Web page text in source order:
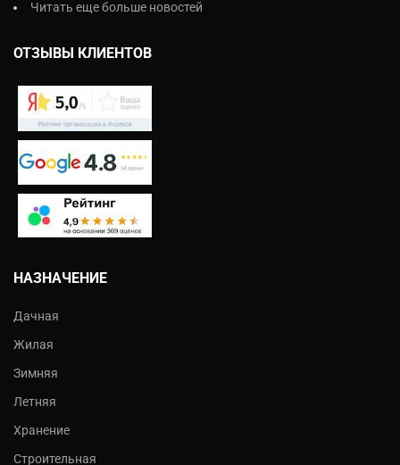
Читать еще больше новостей
ОТЗЫВЫ КЛИЕНТОВ
НАЗНАЧЕНИЕ
Дачная
Жилая
Зимняя
Летняя
Хранение
Строительная